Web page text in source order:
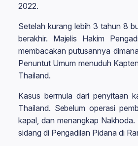
2022.
Setelah kurang lebih 3 tahun 8
berakhir. Majelis Hakim
membacakan putusannya
Penuntut Umum menuduh
Thailand.
Kasus bermula dari penyitaan
Thailand. Sebelum operasi
kapal, dan menangkap
sidang di Pengadilan Pidana di